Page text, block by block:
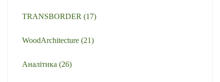
TRANSBORDER (17)
WoodArchitecture (21)
Аналітика (26)